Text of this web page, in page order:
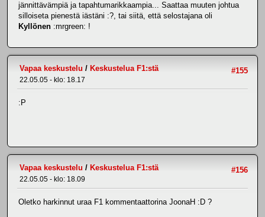
jännittävämpiä ja tapahtumarikkaampia... Saattaa muuten johtua
silloiseta pienestä iästäni :?, tai siitä, että selostajana oli
Kyllönen :mrgreen: !
#155
Vapaa keskustelu / Keskustelua F1:stä
22.05.05 - klo: 18.17
:P
#156
Vapaa keskustelu / Keskustelua F1:stä
22.05.05 - klo: 18.09
Oletko harkinnut uraa F1 kommentaattorina JoonaH :D ?